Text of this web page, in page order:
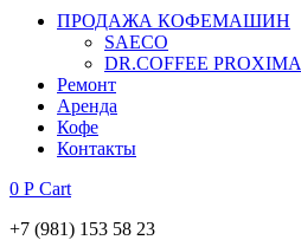
ПРОДАЖА КОФЕМАШИН
SAECO
DR.COFFEE PROXIMA
Ремонт
Аренда
Кофе
Контакты
0 Р Cart
+7 (981) 153 58 23